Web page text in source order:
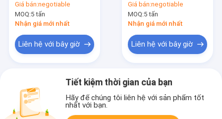
6061 Tấm nhôm hợp
kim
Giá bán:negotiable
MOQ:5 tấn
Nhận giá mới nhất
Liên hệ với bây giờ
1050 1060 1100 Hợp
kim
Giá bán:negotiable
MOQ:5 tấn
Nhận giá mới nhất
Liên hệ với bây giờ
Tiết kiệm thời gian của bạn
Hãy để chúng tôi liên hệ với sản phẩm tốt
nhất với bạn.